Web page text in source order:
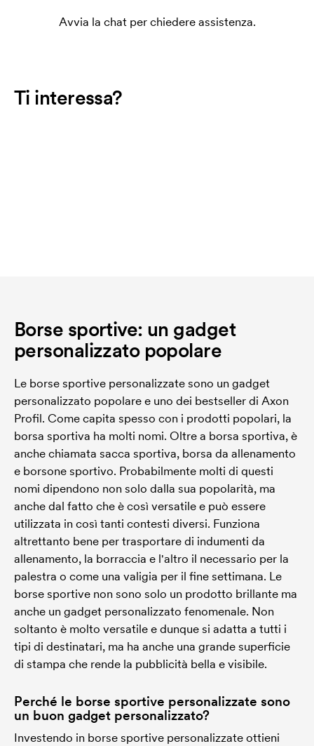
Avvia la chat per chiedere assistenza.
Ti interessa?
Borse sportive: un gadget
personalizzato popolare
Le borse sportive personalizzate sono un gadget
personalizzato popolare e uno dei bestseller di Axon
Profil. Come capita spesso con i prodotti popolari, la
borsa sportiva ha molti nomi. Oltre a borsa sportiva, è
anche chiamata sacca sportiva, borsa da allenamento
e borsone sportivo. Probabilmente molti di questi
nomi dipendono non solo dalla sua popolarità, ma
anche dal fatto che è così versatile e può essere
utilizzata in così tanti contesti diversi. Funziona
altrettanto bene per trasportare di indumenti da
allenamento, la borraccia e l'altro il necessario per la
palestra o come una valigia per il fine settimana. Le
borse sportive non sono solo un prodotto brillante ma
anche un gadget personalizzato fenomenale. Non
soltanto è molto versatile e dunque si adatta a tutti i
tipi di destinatari, ma ha anche una grande superficie
di stampa che rende la pubblicità bella e visibile.
Perché le borse sportive personalizzate sono
un buon gadget personalizzato?
Investendo in borse sportive personalizzate ottieni